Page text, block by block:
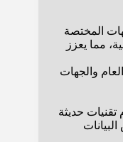
المختصة
مما يعزز
والجهات
حديثة